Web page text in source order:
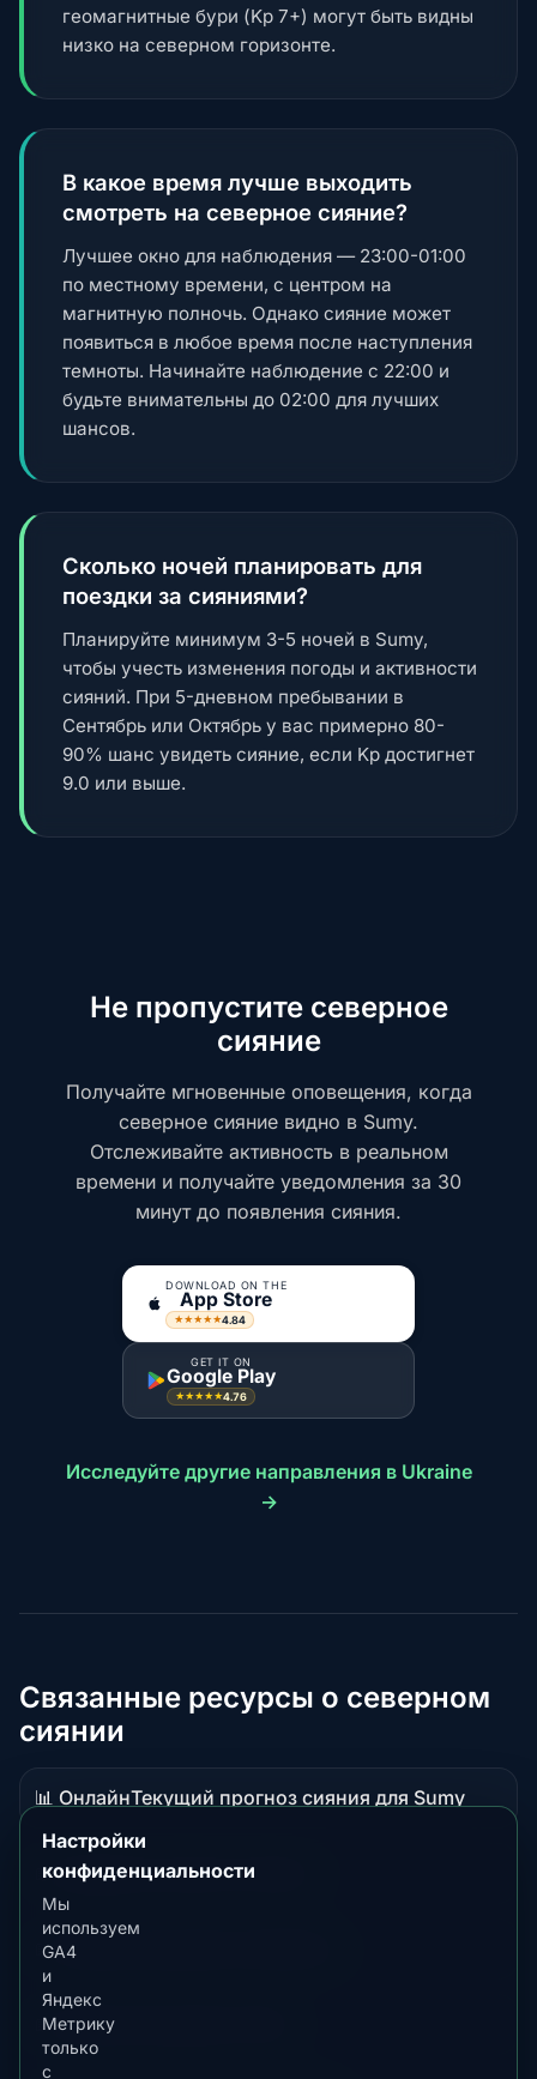
геомагнитные бури (Kp 7+) могут быть видны
низко на северном горизонте.
В какое время лучше выходить
смотреть на северное сияние?
Лучшее окно для наблюдения — 23:00-01:00
по местному времени, с центром на
магнитную полночь. Однако сияние может
появиться в любое время после наступления
темноты. Начинайте наблюдение с 22:00 и
будьте внимательны до 02:00 для лучших
шансов.
Сколько ночей планировать для
поездки за сияниями?
Планируйте минимум 3-5 ночей в Sumy,
чтобы учесть изменения погоды и активности
сияний. При 5-дневном пребывании в
Сентябрь или Октябрь у вас примерно 80-
90% шанс увидеть сияние, если Kp достигнет
9.0 или выше.
Не пропустите северное
сияние
Получайте мгновенные оповещения, когда
северное сияние видно в Sumy.
Отслеживайте активность в реальном
времени и получайте уведомления за 30
минут до появления сияния.
DOWNLOAD ON THE
App Store
★★★★★4.84
GET IT ON
Google Play
★★★★★4.76
Исследуйте другие направления в Ukraine
→
Связанные ресурсы о северном
сиянии
📊 Онлайн
Данные
в
реальном
времени
Текущий прогноз сияния для Sumy
📖 Гид
Материал-
руководство
Обзор сияния в Ukraine
📖 Гид
Материал-
руководство
📖 Гид
Материал-
руководство
Лучшее время в Nitra
Настройки
конфиденциальности
Мы
используем
GA4
и
Яндекс
Метрику
только
с